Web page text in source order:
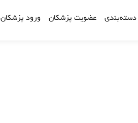
دسته‌بندی عضویت پزشکان ورود پزشکان